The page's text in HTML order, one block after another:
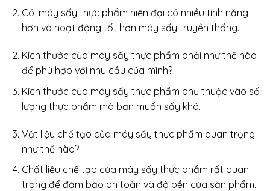
Có, máy sấy thực phẩm hiện đại có nhiều tính năng
hơn và hoạt động tốt hơn máy sấy truyền thống.
Kích thước của máy sấy thực phẩm phải như thế nào
để phù hợp với nhu cầu của mình?
Kích thước của máy sấy thực phẩm phụ thuộc vào số
lượng thực phẩm mà bạn muốn sấy khô.
Vật liệu chế tạo của máy sấy thực phẩm quan trọng
như thế nào?
Chất liệu chế tạo của máy sấy thực phẩm rất quan
trọng để đảm bảo an toàn và độ bền của sản phẩm.